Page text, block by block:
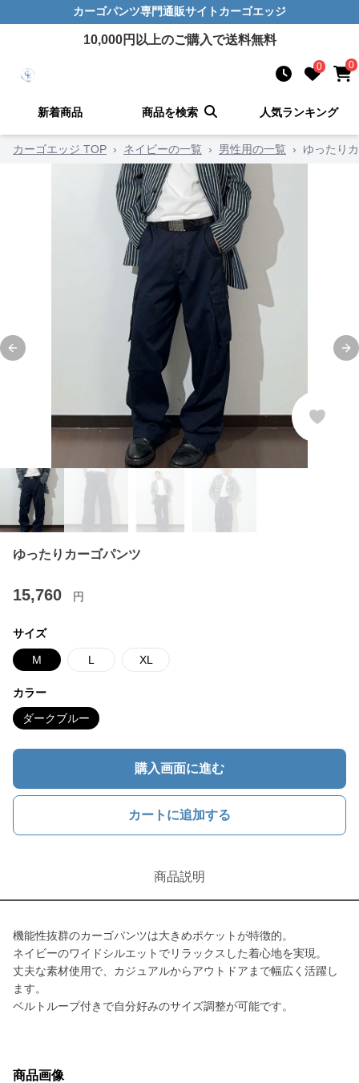
カーゴパンツ専門通販サイト カーゴエッジ
10,000円以上のご購入で送料無料
0 0
新着商品 商品を検索 人気ランキング
カーゴエッジ TOP › ネイビーの一覧 › 男性用の一覧 › ゆったり
Previous slide
ゆったりカーゴパンツ
15,760 円
サイズ
M L XL
カラー
ダークブルー
購入画面に進む
カートに追加する
商品説明
機能性抜群のカーゴパンツは大きめポケットが特徴的。
ネイビーのワイドシルエットでリラックスした着心地を実現。
丈夫な素材使用で、カジュアルからアウトドアまで幅広く活躍し
ます。
ベルトループ付きで自分好みのサイズ調整が可能です。
商品画像